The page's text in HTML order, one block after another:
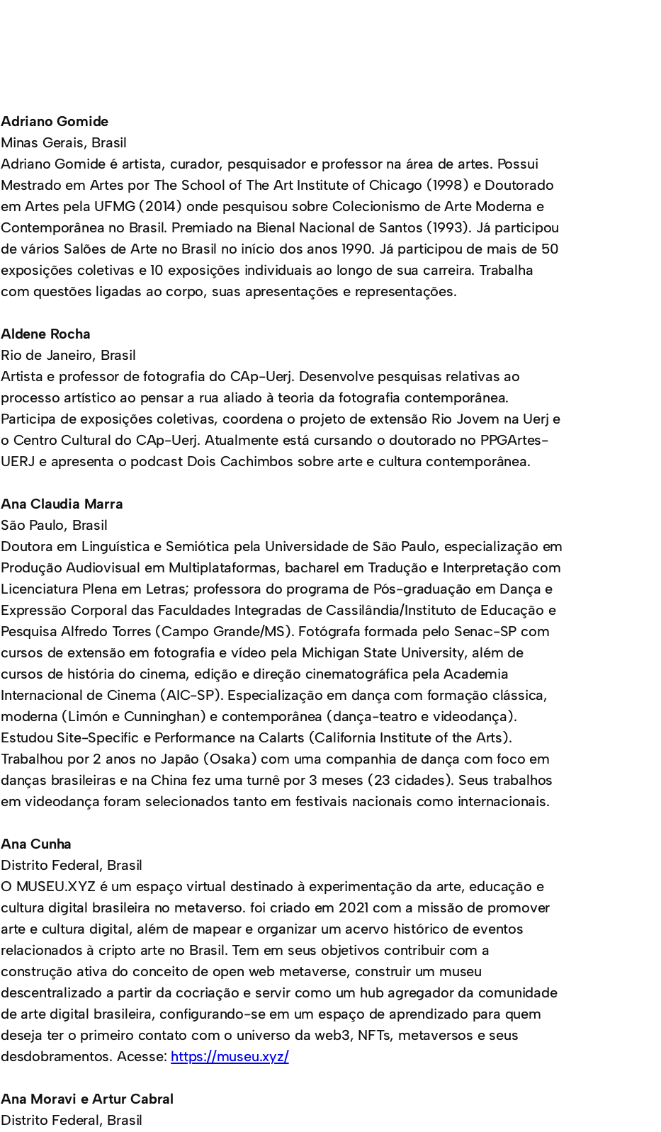
Adriano Gomide
Minas Gerais, Brasil
Adriano Gomide é artista, curador, pesquisador e professor na área de artes. Possui
Mestrado em Artes por The School of The Art Institute of Chicago (1998) e Doutorado
em Artes pela UFMG (2014) onde pesquisou sobre Colecionismo de Arte Moderna e
Contemporânea no Brasil. Premiado na Bienal Nacional de Santos (1993). Já participou
de vários Salões de Arte no Brasil no início dos anos 1990. Já participou de mais de 50
exposições coletivas e 10 exposições individuais ao longo de sua carreira. Trabalha
com questões ligadas ao corpo, suas apresentações e representações.
Aldene Rocha
Rio de Janeiro, Brasil
Artista e professor de fotografia do CAp-Uerj. Desenvolve pesquisas relativas ao
processo artístico ao pensar a rua aliado à teoria da fotografia contemporânea.
Participa de exposições coletivas, coordena o projeto de extensão Rio Jovem na Uerj e
o Centro Cultural do CAp-Uerj. Atualmente está cursando o doutorado no PPGArtes-
UERJ e apresenta o podcast Dois Cachimbos sobre arte e cultura contemporânea.
Ana Claudia Marra
São Paulo, Brasil
Doutora em Linguística e Semiótica pela Universidade de São Paulo, especialização em
Produção Audiovisual em Multiplataformas, bacharel em Tradução e Interpretação com
Licenciatura Plena em Letras; professora do programa de Pós-graduação em Dança e
Expressão Corporal das Faculdades Integradas de Cassilândia/Instituto de Educação e
Pesquisa Alfredo Torres (Campo Grande/MS). Fotógrafa formada pelo Senac-SP com
cursos de extensão em fotografia e vídeo pela Michigan State University, além de
cursos de história do cinema, edição e direção cinematográfica pela Academia
Internacional de Cinema (AIC-SP). Especialização em dança com formação clássica,
moderna (Limón e Cunninghan) e contemporânea (dança-teatro e videodança).
Estudou Site-Specific e Performance na Calarts (California Institute of the Arts).
Trabalhou por 2 anos no Japão (Osaka) com uma companhia de dança com foco em
danças brasileiras e na China fez uma turnê por 3 meses (23 cidades). Seus trabalhos
em videodança foram selecionados tanto em festivais nacionais como internacionais.
Ana Cunha
Distrito Federal, Brasil
O MUSEU.XYZ é um espaço virtual destinado à experimentação da arte, educação e
cultura digital brasileira no metaverso. foi criado em 2021 com a missão de promover
arte e cultura digital, além de mapear e organizar um acervo histórico de eventos
relacionados à cripto arte no Brasil. Tem em seus objetivos contribuir com a
construção ativa do conceito de open web metaverse, construir um museu
descentralizado a partir da cocriação e servir como um hub agregador da comunidade
de arte digital brasileira, configurando-se em um espaço de aprendizado para quem
deseja ter o primeiro contato com o universo da web3, NFTs, metaversos e seus
desdobramentos. Acesse: https://museu.xyz/
Ana Moravi e Artur Cabral
Distrito Federal, Brasil